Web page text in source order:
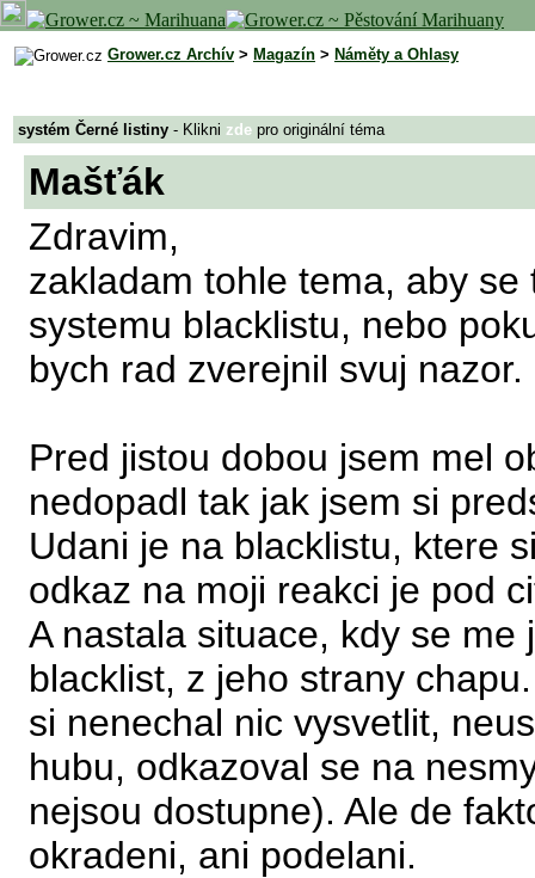
Grower.cz Archív > Magazín > Náměty a Ohlasy
systém Černé listiny - Klikni zde pro originální téma
Mašťák
Zdravim,
zakladam tohle tema, aby
systemu blacklistu, nebo
bych rad zverejnil svuj nazor.
Pred jistou dobou jsem mel
nedopadl tak jak jsem si
Udani je na blacklistu, ktere
odkaz na moji reakci je pod
A nastala situace, kdy se
blacklist, z jeho strany
si nenechal nic vysvetlit,
hubu, odkazoval se na
nejsou dostupne). Ale de
okradeni, ani podelani.